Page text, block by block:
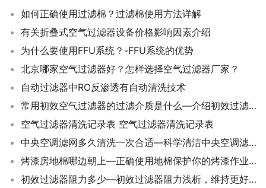
如何正确使用过滤棉？过滤棉使用方法详解
有关折叠式空气过滤器设备价格影响因素介绍
为什么要使用FFU系统？-FFU系统的优势
北京哪家空气过滤器好？怎样选择空气过滤器厂家？
自动过滤器中RO反渗透有自动清洗技术
常用初效空气过滤器的过滤介质是什么—介绍初效过滤器常用的过滤介质种类
空气过滤器清洗记录表 空气过滤器清洗记录表
中央空调滤网多久清洗一次合适—科学清洁中央空调滤网的周期
烤漆房地棉哪边朝上—正确使用地棉保护你的烤漆作业！
初效过滤器阻力多少—初效过滤器阻力浅析，维持更好的过滤状态